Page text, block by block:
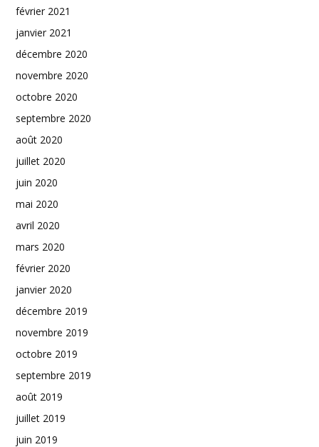
février 2021
janvier 2021
décembre 2020
novembre 2020
octobre 2020
septembre 2020
août 2020
juillet 2020
juin 2020
mai 2020
avril 2020
mars 2020
février 2020
janvier 2020
décembre 2019
novembre 2019
octobre 2019
septembre 2019
août 2019
juillet 2019
juin 2019